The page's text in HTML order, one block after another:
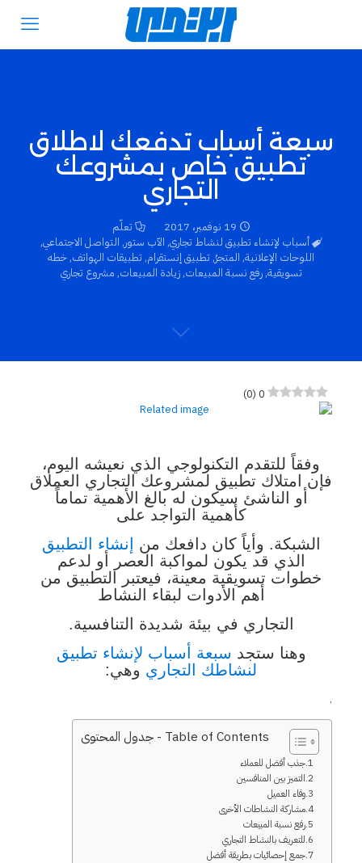
سبعة أسباب تدفعك لاطلاق
تطبيق خاص بمشروعك
التجاري
19 نوفمبر، 2017
تعلّم
أسباب لإنشاء تطبيق لنشاط تجاري, الآب ستور, التواصل الاجتماعي,
اللوحات الإعلانية, المتجرُ, تطبيق إنستقرام, تطبيقات الهواتف, خطه
تسويقية,رفع نسبة المبيعات,زيادة المبيعات, مشروع تجاري
0
(
0
)
وفقاً للتقدم التكنولوجي الذي نعيشه اليوم،
فإن امتلاك تطبيق لمشروعك التجاري العملاق
أو الناشئ سيكون له بالغ الأهمية تماماً
كأهمية التواجد على
الشبكة. وأياً كان دافعك من إنشاء التطبيق
الذي قد يكون لمواكبة العصر أو لدعم
خطوات تسويقية معينة، فيعتبر التطبيق من
أهم الأدوات لبقاء النشاط
التجاري في بيئة شديدة التنافسية.
وهنا ستجد سبعة أسباب لإنشاء تطبيق
لنشاطك التجاري وهي:
.
Table of Contents - جدول المحتوى
جذب أفضل للعملاء
التميز بين المنافسين
وفاء العميل
مشاركة النشاطات الأخرى
رفع نسبة المبيعات
للتعريف بالنشاط التجاري
جمع إحصائيات بطريقة أفضل